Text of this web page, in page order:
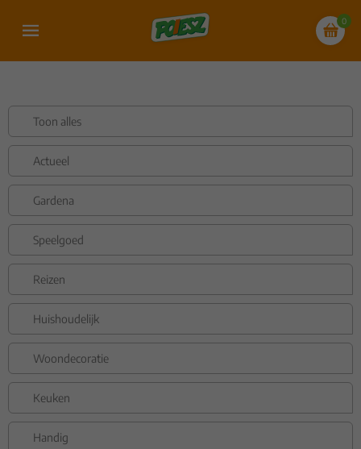
0
Toon alles
Actueel
Gardena
Speelgoed
Reizen
Huishoudelijk
Woondecoratie
Keuken
Handig